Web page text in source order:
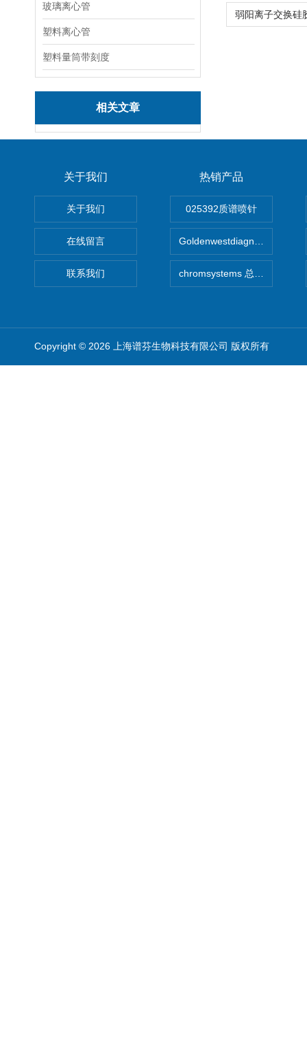
玻璃离心管
塑料离心管
塑料量筒带刻度
相关文章
关于我们
关于我们
在线留言
联系我们
热销产品
025392质谱喷针
Goldenwestdiagnostics总代
chromsystems 总代理
Copyright © 2026 上海谱芬生物科技有限公司 版权所有